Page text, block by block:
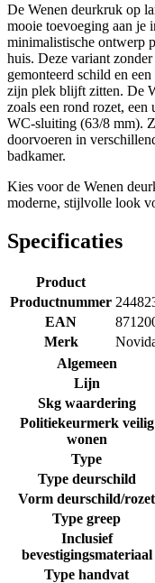
De Wenen deurkruk op
mooie toevoeging aan je
minimalistische ontwerp
huis. Deze variant
gemonteerd schild en
zijn plek blijft zitten. De
zoals een rond rozet,
WC-sluiting (63/8 mm).
doorvoeren in
badkamer.
Kies voor de Wenen
moderne, stijlvolle look
Specificaties
Product
Productnummer
EAN
Merk
Algemeen
Lijn
Skg waardering
Politiekeurmerk veilig
wonen
Type
Type deurschild
Vorm deurschild/rozet
Type greep
Inclusief
bevestigingsmateriaal
Type handvat